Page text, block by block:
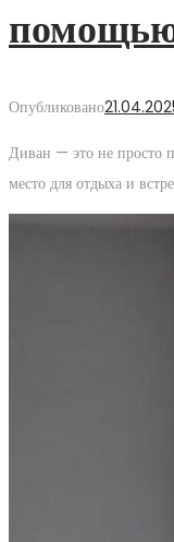
Опубликовано
Диван — это не просто
место для отдыха и